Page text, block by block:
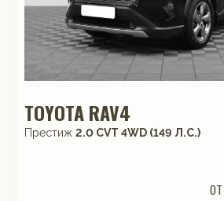
TOYOTA RAV4
Престиж 2.0 CVT 4WD (149 Л.С.)
от